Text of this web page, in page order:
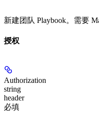
新建团队 Playbook。需要
授权
Authorization
string
header
必填